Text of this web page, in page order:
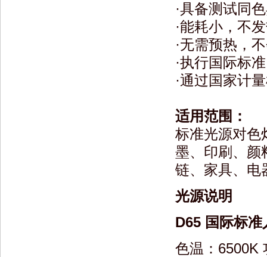
·具备测试同
·能耗小，不
·无需预热，
·执行国际标
·通过国家计
适用范围：
标准光源对色
墨、印刷、颜
链、家具、电
光源说明
D65 国际标
色温：6500K